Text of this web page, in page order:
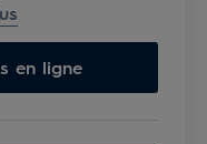
en ligne